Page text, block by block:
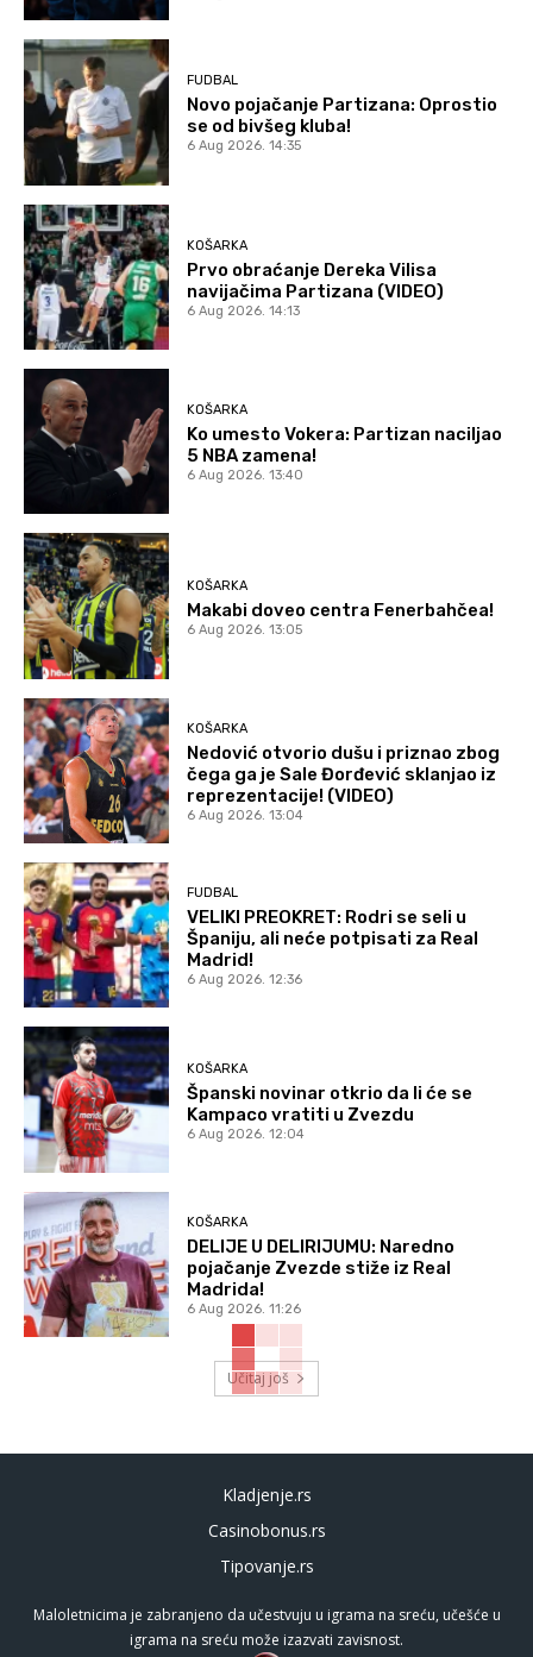
FUDBAL
Novo pojačanje Partizana: Oprostio
se od bivšeg kluba!
6 Aug 2026. 14:35
KOŠARKA
Prvo obraćanje Dereka Vilisa
navijačima Partizana (VIDEO)
6 Aug 2026. 14:13
KOŠARKA
Ko umesto Vokera: Partizan naciljao
5 NBA zamena!
6 Aug 2026. 13:40
KOŠARKA
Makabi doveo centra Fenerbahčea!
6 Aug 2026. 13:05
KOŠARKA
Nedović otvorio dušu i priznao zbog
čega ga je Sale Đorđević sklanjao iz
reprezentacije! (VIDEO)
6 Aug 2026. 13:04
FUDBAL
VELIKI PREOKRET: Rodri se seli u
Španiju, ali neće potpisati za Real
Madrid!
6 Aug 2026. 12:36
KOŠARKA
Španski novinar otkrio da li će se
Kampaco vratiti u Zvezdu
6 Aug 2026. 12:04
KOŠARKA
DELIJE U DELIRIJUMU: Naredno
pojačanje Zvezde stiže iz Real
Madrida!
6 Aug 2026. 11:26
Učitaj još
Kladjenje.rs
Casinobonus.rs
Tipovanje.rs
Maloletnicima je zabranjeno da učestvuju u igrama na sreću, učešće u
igrama na sreću može izazvati zavisnost.